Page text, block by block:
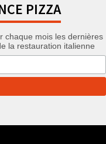
PIZZA
chaque mois les dernières
la restauration italienne